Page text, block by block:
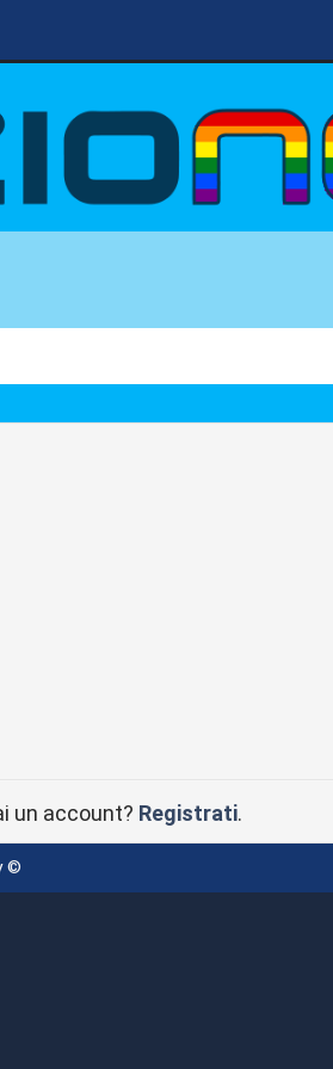
un account? Registrati.
©